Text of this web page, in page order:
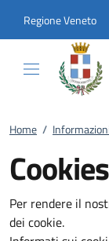
Regione Veneto
Home /
Cookies
Per rendere il
dei cookie.